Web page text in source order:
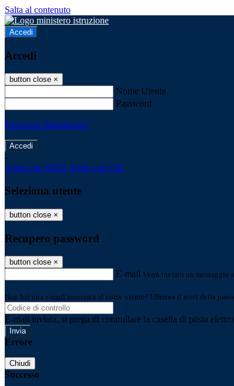
Salta al contenuto
Accedi
Accedi
button close ×
Nome Utente
Password
Password dimenticata?
-
Entra con SPID Entra con CIE
Seleziona utente
button close ×
Recupero password
button close ×
E-mail Verrà inviato un
Non hai una e-mail associata al nome utente? Effettua il reset della
E-mail inviata, si prega di controllare la casella di posta
Errore
Chiudi
Successo